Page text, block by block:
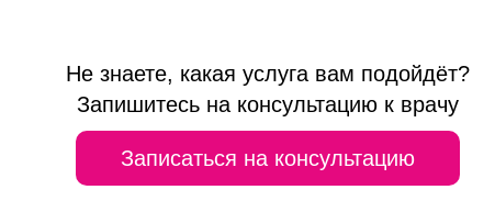
Записаться на консультацию
Не знаете, какая услуга вам подойдёт?
Запишитесь на консультацию к врачу